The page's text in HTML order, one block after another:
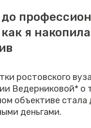
я
ростовского
Ведерниковой* о
объективе стала
деньгами.